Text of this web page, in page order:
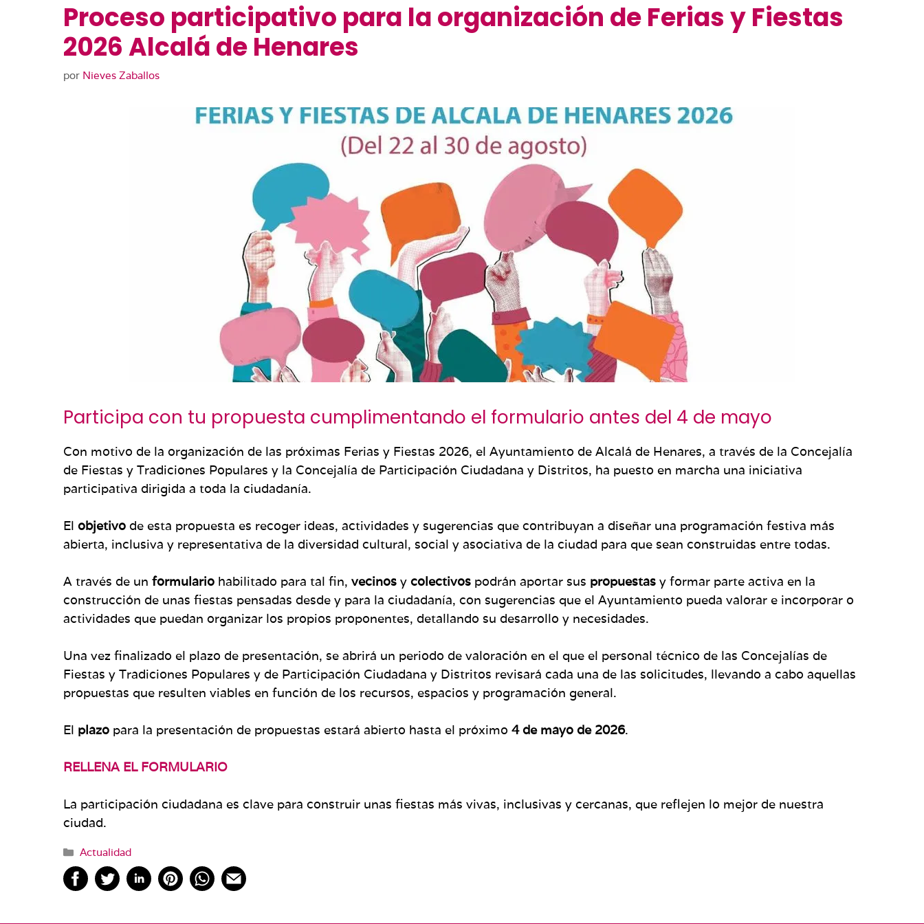
Proceso participativo para la organización de Ferias y Fiestas
2026 Alcalá de Henares
por Nieves Zaballos
Participa con tu propuesta cumplimentando el formulario antes del 4 de mayo
Con motivo de la organización de las próximas Ferias y Fiestas 2026, el Ayuntamiento de Alcalá de Henares, a través de la Concejalía
de Fiestas y Tradiciones Populares y la Concejalía de Participación Ciudadana y Distritos, ha puesto en marcha una iniciativa
participativa dirigida a toda la ciudadanía.
El objetivo de esta propuesta es recoger ideas, actividades y sugerencias que contribuyan a diseñar una programación festiva más
abierta, inclusiva y representativa de la diversidad cultural, social y asociativa de la ciudad para que sean construidas entre todas.
A través de un formulario habilitado para tal fin, vecinos y colectivos podrán aportar sus propuestas y formar parte activa en la
construcción de unas fiestas pensadas desde y para la ciudadanía, con sugerencias que el Ayuntamiento pueda valorar e incorporar o
actividades que puedan organizar los propios proponentes, detallando su desarrollo y necesidades.
Una vez finalizado el plazo de presentación, se abrirá un periodo de valoración en el que el personal técnico de las Concejalías de
Fiestas y Tradiciones Populares y de Participación Ciudadana y Distritos revisará cada una de las solicitudes, llevando a cabo aquellas
propuestas que resulten viables en función de los recursos, espacios y programación general.
El plazo para la presentación de propuestas estará abierto hasta el próximo 4 de mayo de 2026.
RELLENA EL FORMULARIO
La participación ciudadana es clave para construir unas fiestas más vivas, inclusivas y cercanas, que reflejen lo mejor de nuestra
ciudad.
Categorías
Actualidad